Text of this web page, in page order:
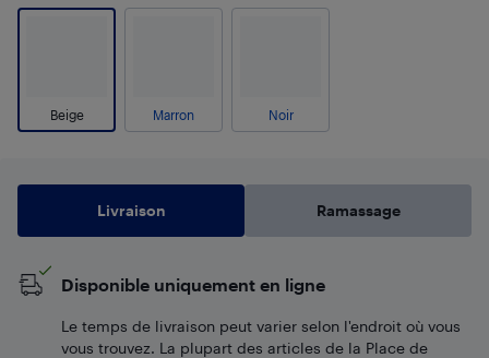
Beige Marron Noir
Livraison Ramassage
Disponible uniquement en ligne
Le temps de livraison peut varier selon l'endroit où vous
vous trouvez. La plupart des articles de la Place de